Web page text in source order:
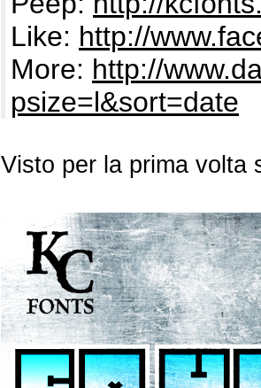
Like: http://
More: http://
psize=l&sort=date
Visto per la prima volta